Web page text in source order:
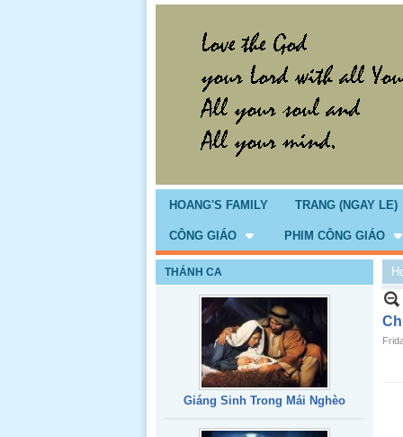
HOANG'S FAMILY TRANG (NGAY LE)
CÔNG GIÁO PHIM CÔNG GIÁO
THÁNH CA
Giáng Sinh Trong Mái Nghèo